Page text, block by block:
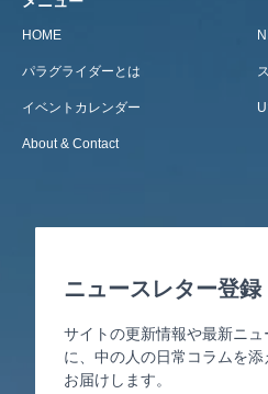
HOME
パラグライダーとは
イベントカレンダー
About & Contact
ニュースレター登録
サイトの更新情報や最新ニ
に、中の人の日常コラムを
お届けします。